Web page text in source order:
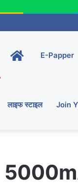
Home-
main
E-Papper
लाइफ स्टाइल Join